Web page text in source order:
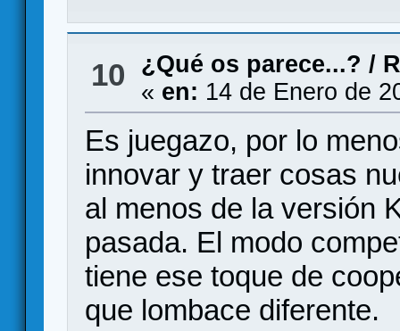
10 ¿Qué os parece...? /
« en: 14 de Enero de
Es juegazo, por lo
innovar y traer cosas
al menos de la versión
pasada. El modo
tiene ese toque de
que lombace diferente.